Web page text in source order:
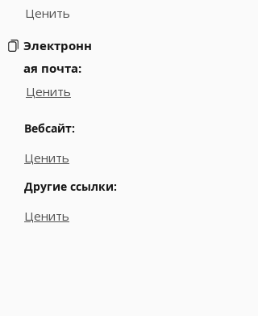
Ценить
Электронн
ая почта:
Ценить
Вебсайт:
Ценить
Другие ссылки:
Ценить